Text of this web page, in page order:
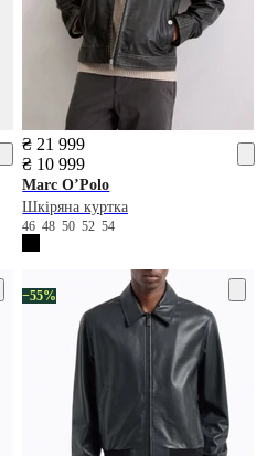
₴ 21 999
₴ 10 999
Marc O’Polo
Шкіряна куртка
4648505254
−55%